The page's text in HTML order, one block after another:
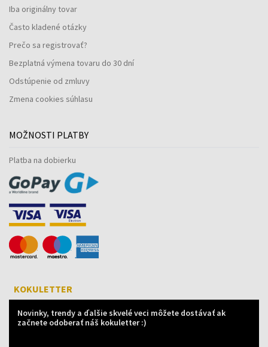
Iba originálny tovar
Často kladené otázky
Prečo sa registrovať?
Bezplatná výmena tovaru do 30 dní
Odstúpenie od zmluvy
Zmena cookies súhlasu
MOŽNOSTI PLATBY
Platba na dobierku
KOKULETTER
Novinky, trendy a ďalšie skvelé veci môžete dostávať ak
začnete odoberať náš kokuletter :)